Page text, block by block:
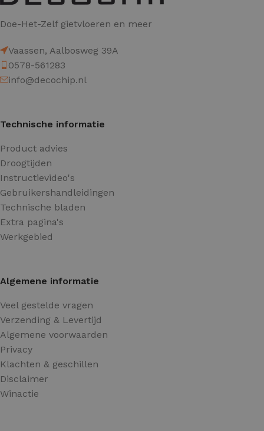
Doe-Het-Zelf gietvloeren en meer
Vaassen, Aalbosweg 39A
0578-561283
info@decochip.nl
Technische informatie
Product advies
Droogtijden
Instructievideo's
Gebruikershandleidingen
Technische bladen
Extra pagina's
Werkgebied
Algemene informatie
Veel gestelde vragen
Verzending & Levertijd
Algemene voorwaarden
Privacy
Klachten & geschillen
Disclaimer
Winactie